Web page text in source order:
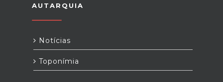
AUTARQUIA
Notícias
Toponímia